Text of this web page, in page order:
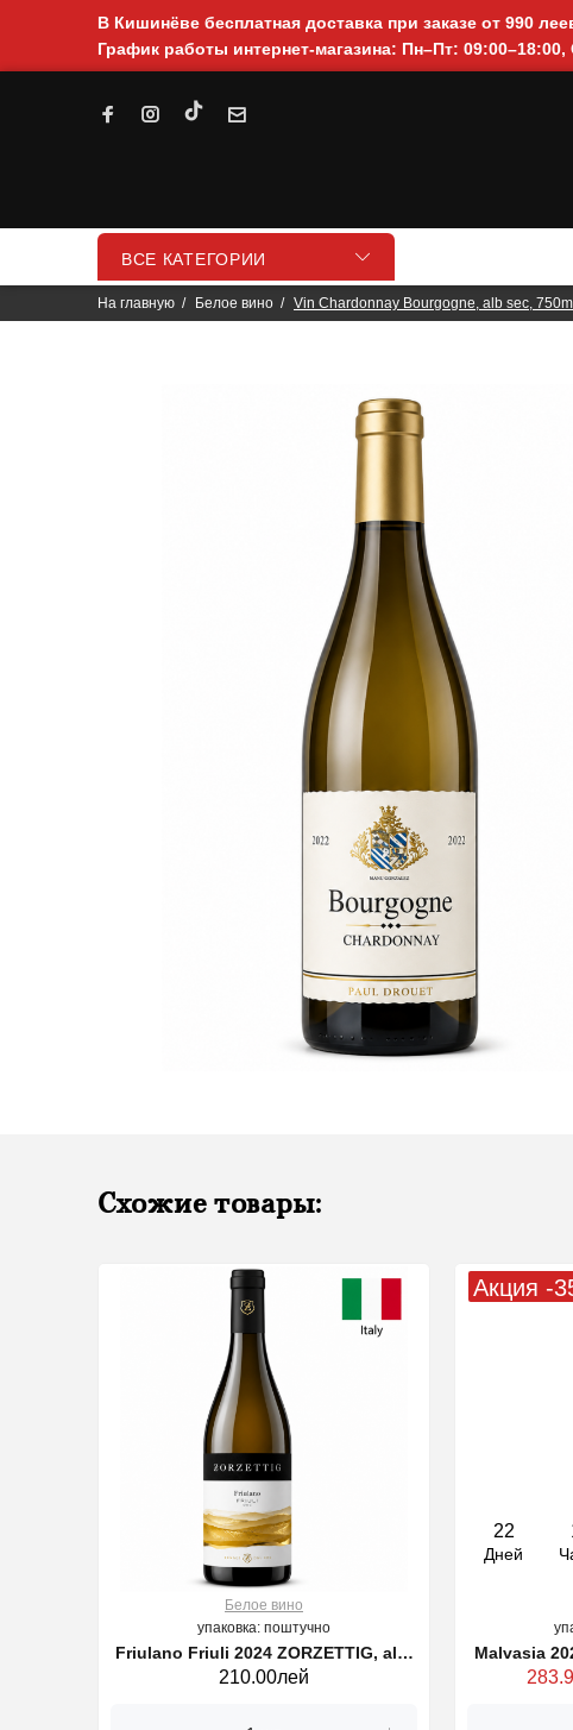
В Кишинёве бесплатная доставка при заказе от 990
График работы интернет-магазина: Пн–Пт:
ВСЕ КАТЕГОРИИ
На главную Белое вино Vin Chardonnay Bourgogne, alb sec,
Схожие товары:
Белое вино
упаковка: поштучно
Friulano Friuli 2024 ZORZETTIG, alb,
750 ml
210.00лей
22
Дней
Акция -
Malvasia 2023 MYO ZORZETTIG alb,